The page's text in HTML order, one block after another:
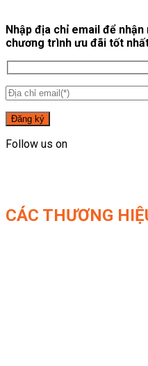
Nhập địa chỉ email để
chương trình ưu đãi tốt
Follow us on
CÁC THƯƠNG